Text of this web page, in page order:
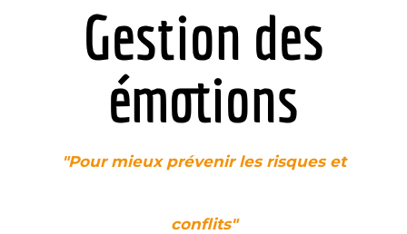
Gestion des
émotions
"Pour mieux prévenir les risques et
conflits"